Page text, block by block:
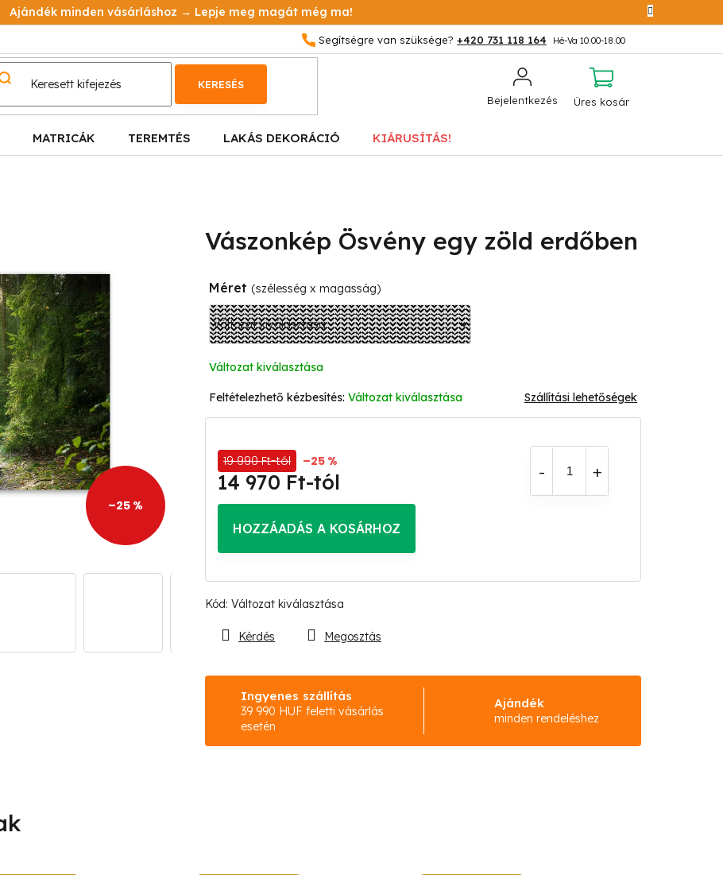
Ajándék minden vásárláshoz → Lepje meg magát még ma!
+420 731 118 164
Bejelentkezés
KERESÉS
KOSÁR
Üres kosár
MATRICÁK TEREMTÉS LAKÁS DEKORÁCIÓ KIÁRUSÍTÁS!
–25 %
Vászonkép Ösvény egy zöld erdőben
Kód: Változat kiválasztása
Méret (szélesség x magasság)
Változat kiválasztása
Változat kiválasztása Szállítási lehetőségek
19 990 Ft-tól –25 %
14 970 Ft-tól
HOZZÁADÁS A KOSÁRHOZ
Ingyenes szállítás
39 990 HUF feletti vásárlás
esetén
Ajándék
minden rendeléshez
Kérdés Megosztás